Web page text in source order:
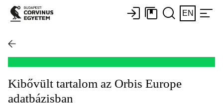
EN
Kibővült tartalom az Orbis Europe
adatbázisban